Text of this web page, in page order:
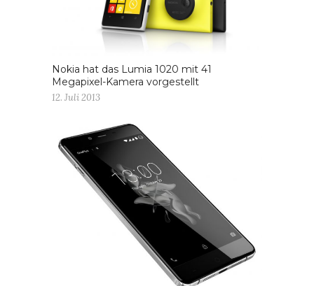
Nokia hat das Lumia 1020 mit 41
Megapixel-Kamera vorgestellt
12. Juli 2013